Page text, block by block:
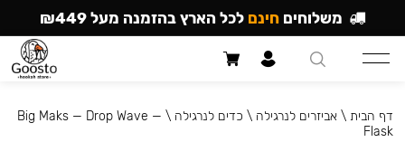
דף הבית \אביזרים לנרגילה \ כדים לנרגילה \
Big Maks — Drop Wave —
Flask
משלוחים חינם לכל הארץ בהזמנה מעל ₪449